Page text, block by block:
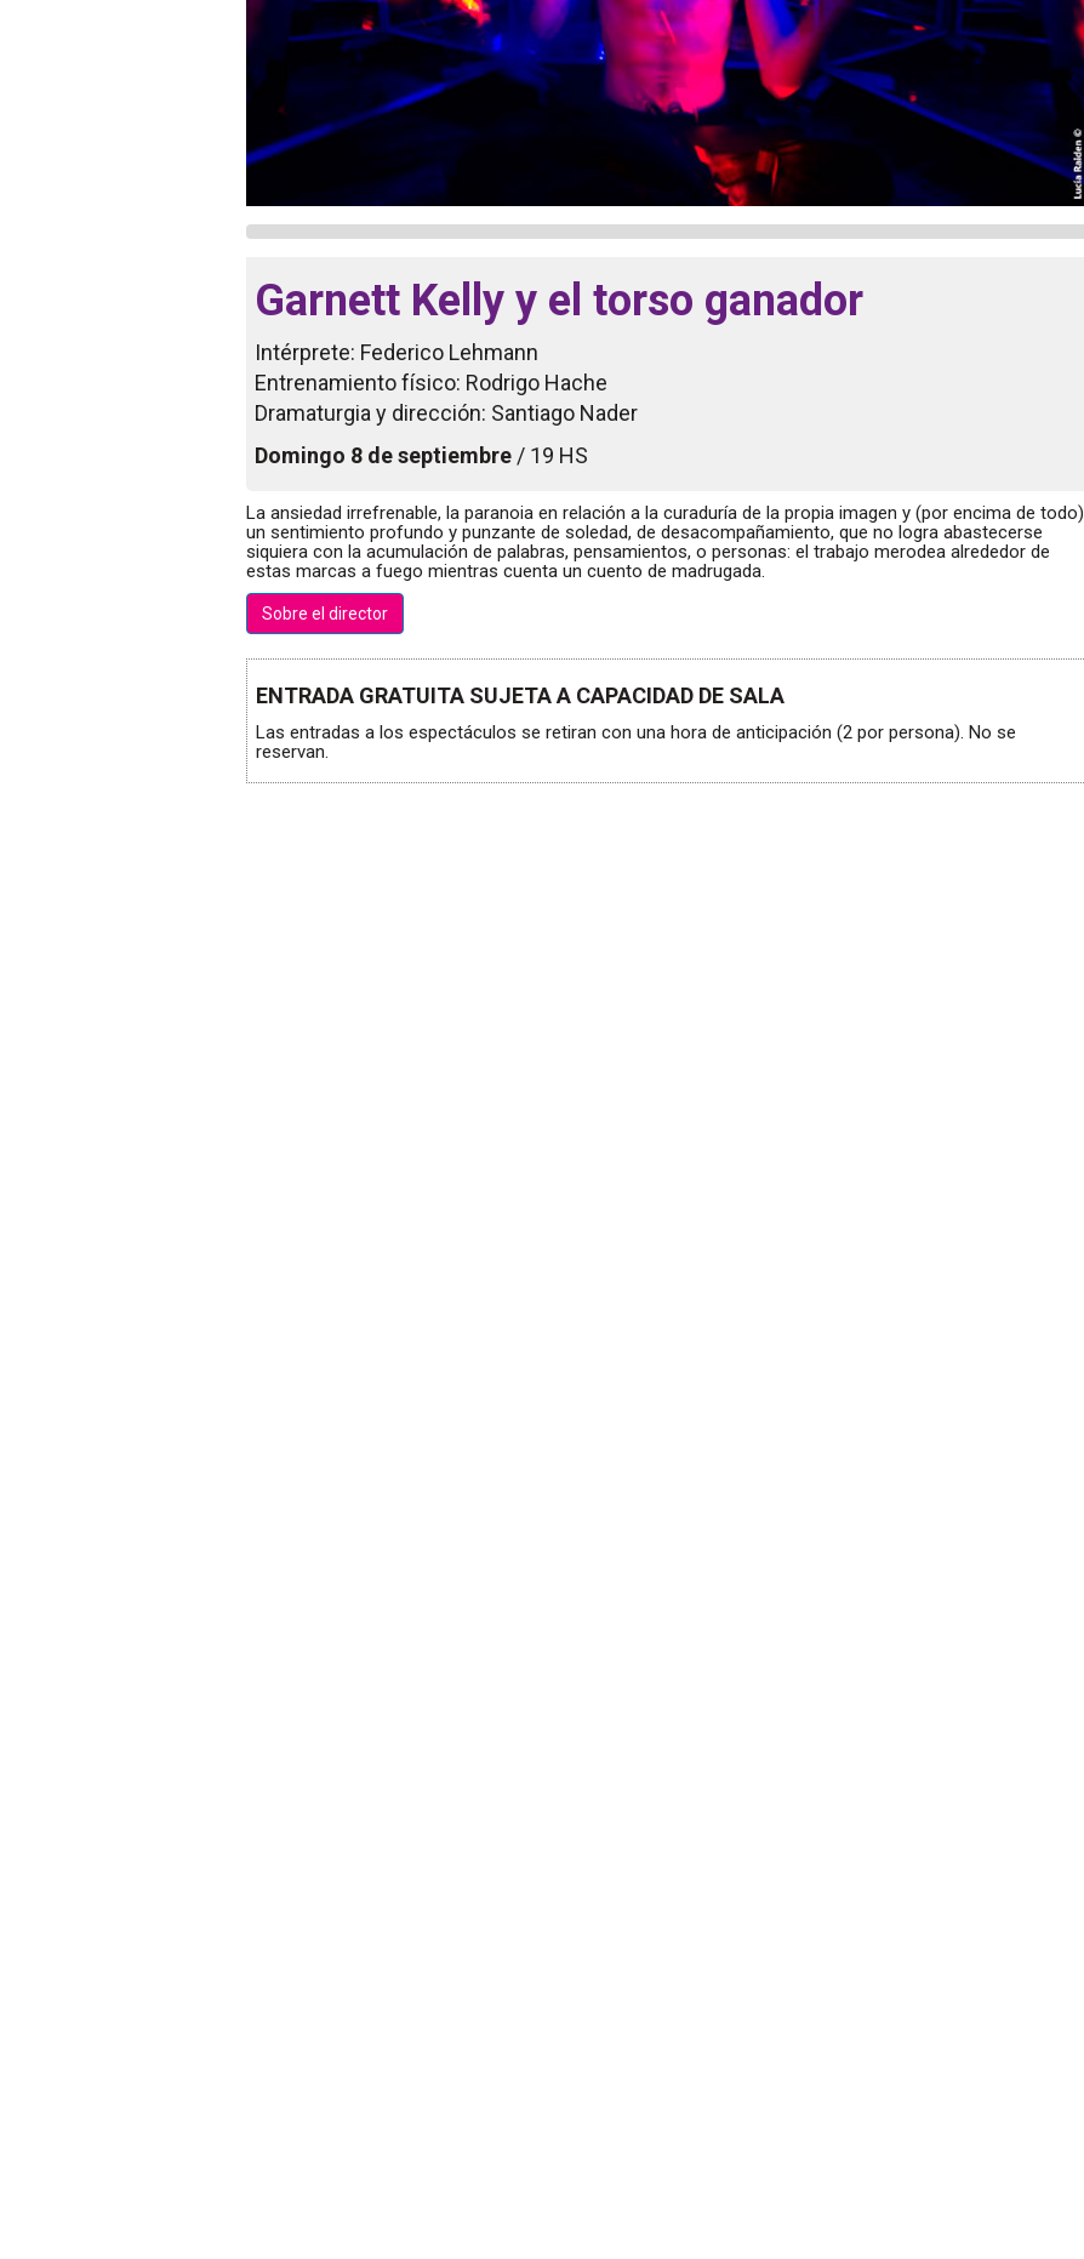
Garnett Kelly y el torso ganador
Intérprete: Federico Lehmann
Entrenamiento físico: Rodrigo Hache
Dramaturgia y dirección: Santiago Nader
Domingo 8 de septiembre/ 19 HS
La ansiedad irrefrenable, la paranoia en relación a la curaduría de la propia imagen y (por encima de todo)
un sentimiento profundo y punzante de soledad, de desacompañamiento, que no logra abastecerse
siquiera con la acumulación de palabras, pensamientos, o personas: el trabajo merodea alrededor de
estas marcas a fuego mientras cuenta un cuento de madrugada.
Sobre el director
ENTRADA GRATUITA SUJETA A CAPACIDAD DE SALA
Las entradas a los espectáculos se retiran con una hora de anticipación (2 por persona). No se
reservan.